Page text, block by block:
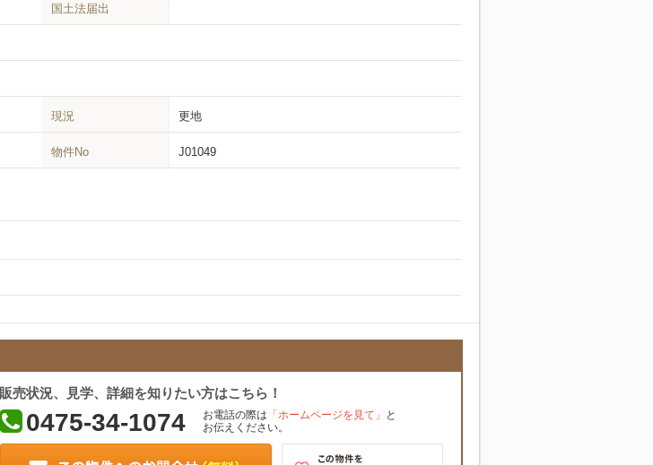
国土法届出
現況 更地
物件No J01049
販売状況、見学、詳細を知りたい方はこちら！
0475-34-1074 お電話の際は 「ホームページを見て」
と
お伝えください。